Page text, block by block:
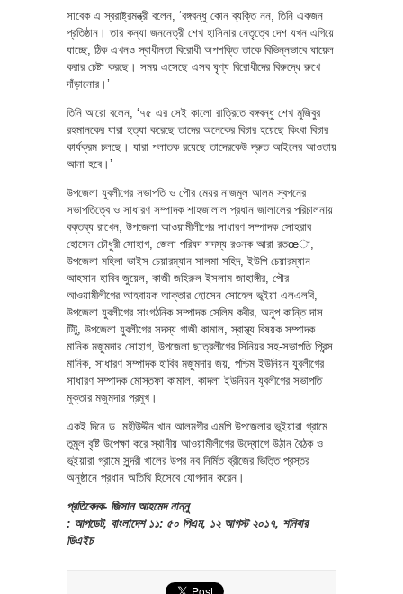
সাবেক এ স্বরাষ্ট্রমন্ত্রী বলেন, ‘বঙ্গবন্ধু কোন ব্যক্তি নন, তিনি একজন
প্রতিষ্ঠান। তার কন্যা জননেত্রী শেখ হাসিনার নেতৃত্বে দেশ যখন এগিয়ে
যাচ্ছে, ঠিক এখনও স্বাধীনতা বিরোধী অপশক্তি তাকে বিভিন্নভাবে ঘায়েল
করার চেষ্টা করছে। সময় এসেছে এসব ঘৃণ্য বিরোধীদের বিরুদ্ধে রুখে
দাঁড়ানোর।’
তিনি আরো বলেন, ‘৭৫ এর সেই কালো রাত্রিতে বঙ্গবন্ধু শেখ মুজিবুর
রহমানকের যারা হত্যা করেছে তাদের অনেকের বিচার হয়েছে কিংবা বিচার
কার্যক্রম চলছে। যারা পলাতক রয়েছে তাদেরকেউ দ্রুত আইনের আওতায়
আনা হবে।’
উপজেলা যুবলীগের সভাপতি ও পৌর মেয়র নাজমুল আলম স্বপনের
সভাপতিত্বে ও সাধারণ সম্পাদক শাহজালাল প্রধান জালালের পরিচালনায়
বক্তব্য রাখেন, উপজেলা আওয়ামীলীগের সাধারণ সম্পাদক সোহরাব
হোসেন চৌধুরী সোহাগ, জেলা পরিষদ সদস্য রওনক আরা রতœা,
উপজেলা মহিলা ভাইস চেয়ারম্যান সালমা সহিদ, ইউপি চেয়ারম্যান
আহসান হাবিব জুয়েল, কাজী জহিরুল ইসলাম জাহাঙ্গীর, পৌর
আওয়ামীলীগের আহবায়ক আক্তার হোসেন সোহেল ভূইয়া এলএলবি,
উপজেলা যুবলীগের সাংগঠনিক সম্পাদক সেলিম কবীর, অনুপ কান্তি দাস
টিটু, উপজেলা যুবলীগের সদস্য গাজী কামাল, স্বাস্থ্য বিষয়ক সম্পাদক
মানিক মজুমদার সোহাগ, উপজেলা ছাত্রলীগের সিনিয়র সহ-সভাপতি প্রিন্স
মানিক, সাধারণ সম্পাদক হাবিব মজুমদার জয়, পশ্চিম ইউনিয়ন যুবলীগের
সাধারণ সম্পাদক মোস্তফা কামাল, কাদলা ইউনিয়ন যুবলীগের সভাপতি
মুক্তার মজুমদার প্রমুখ।
একই দিনে ড. মহীউদ্দীন খান আলমগীর এমপি উপজেলার ভূইয়ারা গ্রামে
তুমুল বৃষ্টি উপেক্ষা করে স্থানীয় আওয়ামীলীগের উদ্যোগে উঠান বৈঠক ও
ভূইয়ারা গ্রামে সুন্দরী খালের উপর নব নির্মিত ব্রীজের ভিত্তি প্রস্তর
অনুষ্ঠানে প্রধান অতিথি হিসেবে যোগদান করেন।
প্রতিবেদক- জিসান আহমেদ নান্নু
: আপডেট, বাংলাদেশ ১১: ৫০ পিএম, ১২ আগস্ট ২০১৭, শনিবার
ডিএইচ